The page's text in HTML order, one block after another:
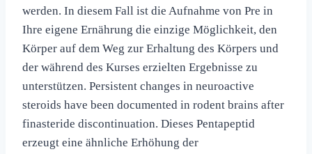
werden. In diesem Fall ist die Aufnahme von Pre in
Ihre eigene Ernährung die einzige Möglichkeit, den
Körper auf dem Weg zur Erhaltung des Körpers und
der während des Kurses erzielten Ergebnisse zu
unterstützen. Persistent changes in neuroactive
steroids have been documented in rodent brains after
finasteride discontinuation. Dieses Pentapeptid
erzeugt eine ähnliche Erhöhung der